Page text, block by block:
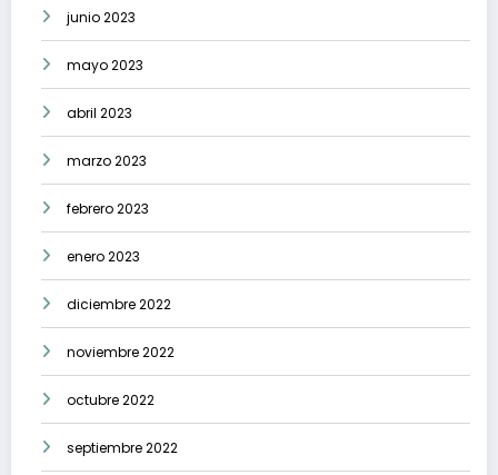
junio 2023
mayo 2023
abril 2023
marzo 2023
febrero 2023
enero 2023
diciembre 2022
noviembre 2022
octubre 2022
septiembre 2022